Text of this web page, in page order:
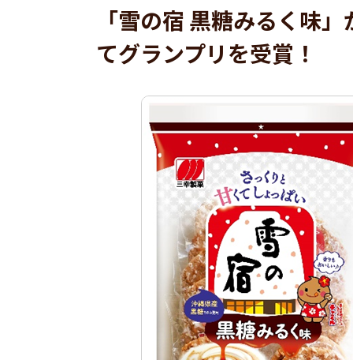
「雪の宿 黒糖みるく味
てグランプリを受賞！